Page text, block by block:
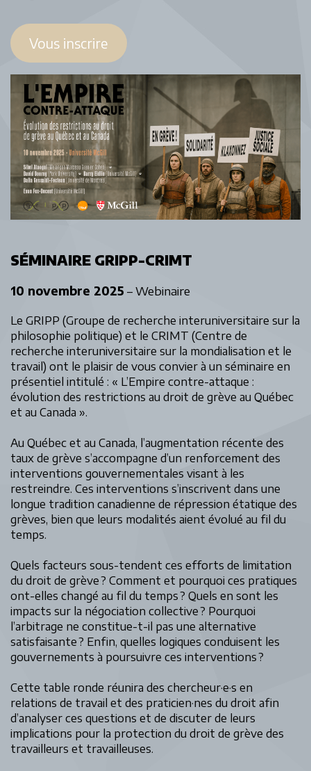
Vous inscrire
SÉMINAIRE GRIPP-CRIMT
10 novembre 2025 – Webinaire
Le GRIPP (Groupe de recherche interuniversitaire sur la
philosophie politique) et le CRIMT (Centre de
recherche interuniversitaire sur la mondialisation et le
travail) ont le plaisir de vous convier à un séminaire en
présentiel intitulé : « L’Empire contre-attaque :
évolution des restrictions au droit de grève au Québec
et au Canada ».
Au Québec et au Canada, l’augmentation récente des
taux de grève s’accompagne d’un renforcement des
interventions gouvernementales visant à les
restreindre. Ces interventions s’inscrivent dans une
longue tradition canadienne de répression étatique des
grèves, bien que leurs modalités aient évolué au fil du
temps.
Quels facteurs sous-tendent ces efforts de limitation
du droit de grève ? Comment et pourquoi ces pratiques
ont-elles changé au fil du temps ? Quels en sont les
impacts sur la négociation collective ? Pourquoi
l’arbitrage ne constitue-t-il pas une alternative
satisfaisante ? Enfin, quelles logiques conduisent les
gouvernements à poursuivre ces interventions ?
Cette table ronde réunira des chercheur·e·s en
relations de travail et des praticien·nes du droit afin
d’analyser ces questions et de discuter de leurs
implications pour la protection du droit de grève des
travailleurs et travailleuses.